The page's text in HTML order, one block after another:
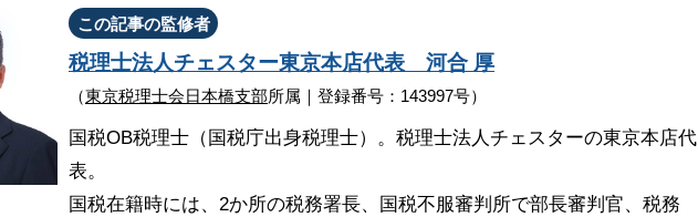
この記事の監修者
税理士法人チェスター東京本店代表 河合 厚
（東京税理士会日本橋支部所属｜登録番号：143997号）
国税OB税理士（国税庁出身税理士）。税理士法人チェスターの東京本店代
表。
国税在籍時には、2か所の税務署長、国税不服審判所で部長審判官、税務